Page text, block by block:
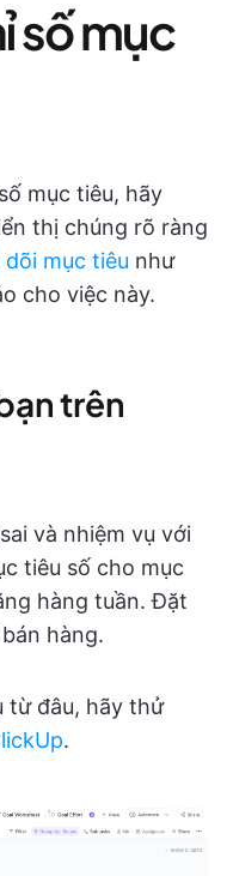
số mục
mục tiêu, hãy
thị chúng rõ ràng
mục tiêu như
cho việc này.
trên
và nhiệm vụ với
tiêu số cho mục
hàng tuần. Đặt
hàng.
từ đâu, hãy thử
.